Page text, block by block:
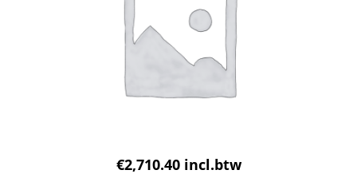
€2,710.40 incl.btw